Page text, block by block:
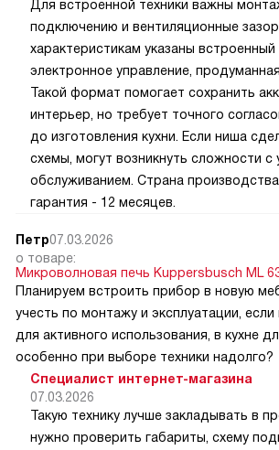
Для встроенной техники важны
подключению и вентиляционные
характеристикам указаны
электронное управление,
Такой формат помогает сохранить
интерьер, но требует точного
до изготовления кухни. Если ниша
схемы, могут возникнуть сложности с
обслуживанием. Страна производства
гарантия - 12 месяцев.
Петр07.03.2026
о товаре:
Микроволновая печь Kuppersbusch ML
Планируем встроить прибор в новую
учесть по монтажу и эксплуатации, если
для активного использования, в кухне
особенно при выборе техники надолго?
Специалист интернет-магазина
07.03.2026
Такую технику лучше закладывать в
нужно проверить габариты, схему